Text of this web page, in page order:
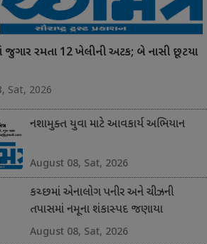
જુગાર રમતા 12 ખેલીની અટક; બે નાસી છૂટયા
Sat, 2026
નશામુક્ત યુવા માટે આવકાર્ય અભિયાન
August 08, Sat, 2026
કચ્છમાં એનાલોગ પનીર અને ચીઝની
તપાસમાં નમૂના શંકાસ્પદ જણાયા
August 08, Sat, 2026